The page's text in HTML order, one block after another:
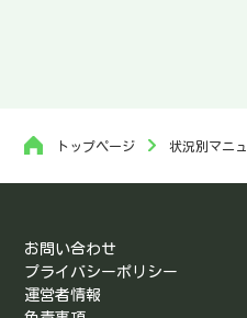
トップページ 状況別マニ
お問い合わせ
プライバシーポリシー
運営者情報